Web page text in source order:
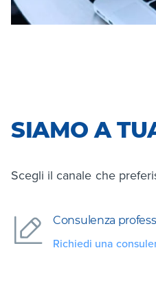
SIAMO A
Scegli il canale che
Consulenza
Richiedi una